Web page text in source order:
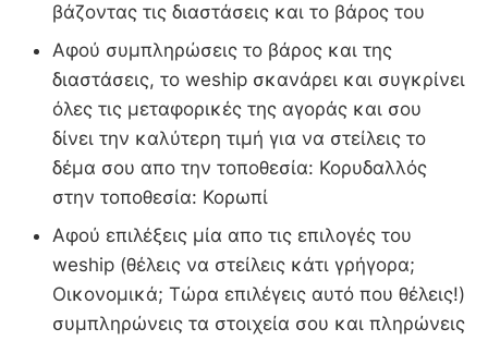
βάζοντας τις διαστάσεις και το βάρος του
Αφού συμπληρώσεις το βάρος και της
διαστάσεις, το weship σκανάρει και συγκρίνει
όλες τις μεταφορικές της αγοράς και σου
δίνει την καλύτερη τιμή για να στείλεις το
δέμα σου απο την τοποθεσία: Κορυδαλλός
στην τοποθεσία: Κορωπί
Αφού επιλέξεις μία απο τις επιλογές του
weship (θέλεις να στείλεις κάτι γρήγορα;
Οικονομικά; Τώρα επιλέγεις αυτό που θέλεις!)
συμπληρώνεις τα στοιχεία σου και πληρώνεις